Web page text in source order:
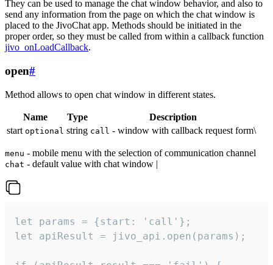
They can be used to manage the chat window behavior, and also to
send any information from the page on which the chat window is
placed to the JivoChat app. Methods should be initiated in the
proper order, so they must be called from within a callback function
jivo_onLoadCallback.
open#
Method allows to open chat window in different states.
Name Type
Description
start optional string call - window with callback request form\
menu - mobile menu with the selection of communication channel
chat - default value with chat window |
let params = {start: 'call'};
let apiResult = jivo_api.open(params);